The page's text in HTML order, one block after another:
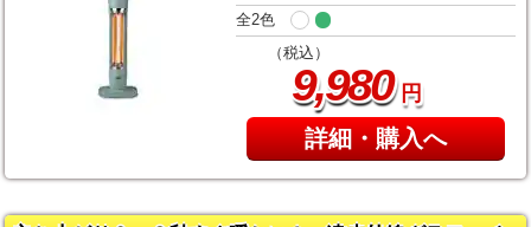
全2色
（税込）
9,980円
詳細・購入へ